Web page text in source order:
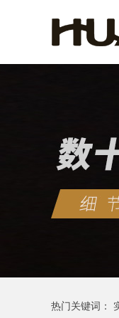
热门关键词：